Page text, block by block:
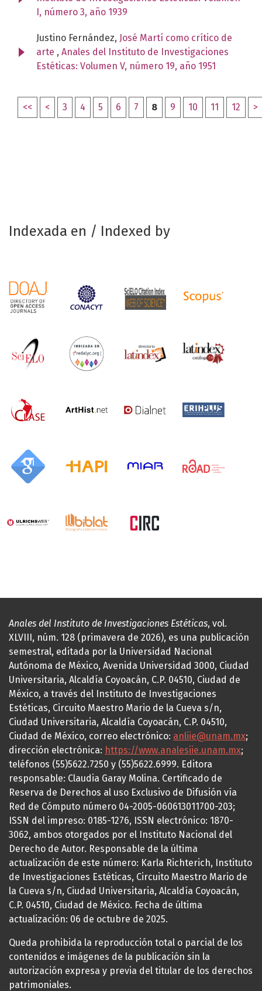
I, número 3, año 1939
Justino Fernández, José Martí como crítico de
arte , Anales del Instituto de Investigaciones
Estéticas: Volumen V, número 19, año 1951
<< < 3 4 5 6 7 8 9 10 11 12 >
Indexada en / Indexed by
Anales del Instituto de Investigaciones Estéticas, vol.
XLVIII, núm. 128 (primavera de 2026), es una publicación
semestral, editada por la Universidad Nacional
Autónoma de México, Avenida Universidad 3000, Ciudad
Universitaria, Alcaldía Coyoacán, C.P. 04510, Ciudad de
México, a través del Instituto de Investigaciones
Estéticas, Circuito Maestro Mario de la Cueva s/n,
Ciudad Universitaria, Alcaldía Coyoacán, C.P. 04510,
Ciudad de México, correo electrónico: anliie@unam.mx;
dirección electrónica: https://www.analesiie.unam.mx;
teléfonos (55)5622.7250 y (55)5622.6999. Editora
responsable: Claudia Garay Molina. Certificado de
Reserva de Derechos al uso Exclusivo de Difusión vía
Red de Cómputo número 04-2005-060613011700-203;
ISSN del impreso: 0185-1276, ISSN electrónico: 1870-
3062, ambos otorgados por el Instituto Nacional del
Derecho de Autor. Responsable de la última
actualización de este número: Karla Richterich, Instituto
de Investigaciones Estéticas, Circuito Maestro Mario de
la Cueva s/n, Ciudad Universitaria, Alcaldía Coyoacán,
C.P. 04510, Ciudad de México. Fecha de última
actualización: 06 de octubre de 2025.
Queda prohibida la reproducción total o parcial de los
contenidos e imágenes de la publicación sin la
autorización expresa y previa del titular de los derechos
patrimoniales.